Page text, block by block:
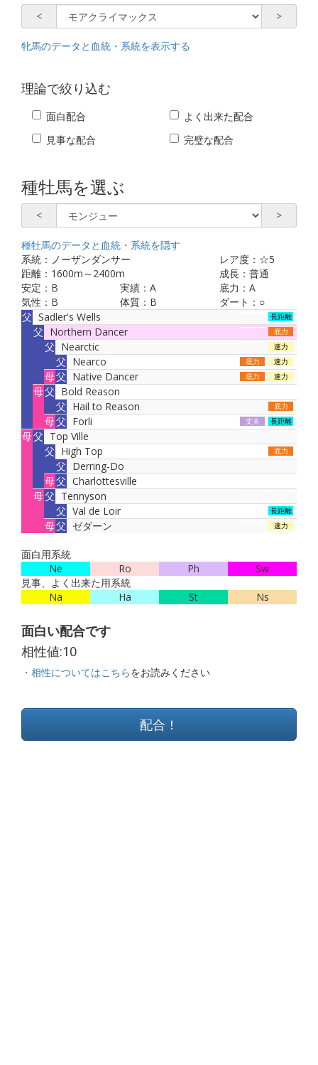
< >
牝馬のデータと血統・系統を表示する
理論で絞り込む
面白配合
よく出来た配合
見事な配合
完璧な配合
種牡馬を選ぶ
< >
種牡馬のデータと血統・系統を隠す
系統： ノーザンダンサー レア度： ☆5
距離： 1600m～ 2400m 成長： 普通
安定： B 実績：A 底力： A
気性： B 体質： B ダート： ○
父 Sadler's Wells 長距離
父 Northern Dancer 底力
父 Nearctic 速力
父 Nearco 速力
底力
母父 Native Dancer 速力
底力
母父 Bold Reason
父 Hail to Reason 底力
母父 Forli 長距離
丈夫
母父 Top Ville
父 High Top 底力
父 Derring-Do
母父 Charlottesville
母父 Tennyson
父 Val de Loir 長距離
母父 ゼダーン 速力
面白用系統
Ne
Ro Ph
Sw
見事、よく出来た用系統
Na
Ha St Ns
面白い配合です
相性値:10
・相性についてはこちらをお読みください
配合！